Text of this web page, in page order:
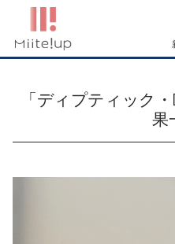
テ
「ディプティック
果